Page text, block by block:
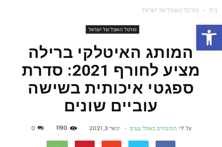
פתח סרגל נגישות
בית פורטל האוכל של ישראל
פורטל האוכל של ישראל
המותג האיטלקי ברילה
מציע לחורף 2021: סדרת
ספגטי איכותית בשישה
עוביים שונים
על ידי המומחים באוכל טעים - ינואר 3, 2021 1190
0